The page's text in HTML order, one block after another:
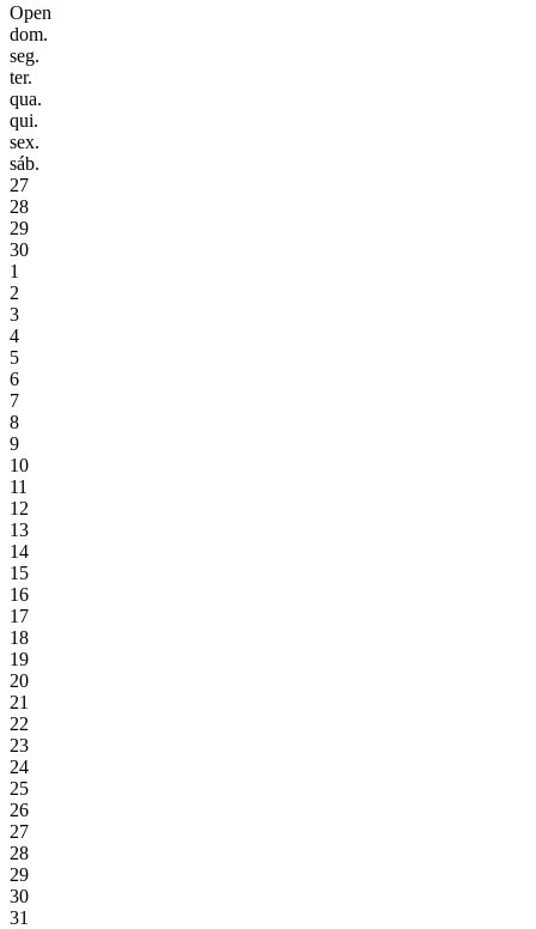
Open
dom.
seg.
ter.
qua.
qui.
sex.
sáb.
27
28
29
30
1
2
3
4
5
6
7
8
9
10
11
12
13
14
15
16
17
18
19
20
21
22
23
24
25
26
27
28
29
30
31